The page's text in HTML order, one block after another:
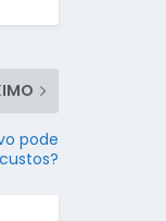
pode